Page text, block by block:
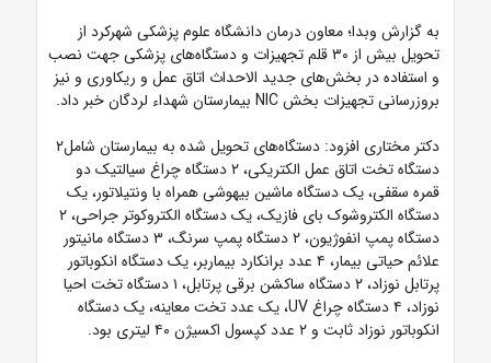
به گزارش وبدا؛ معاون درمان دانشگاه علوم پزشکی شهرکرد از
تحویل بیش از ۳۰ قلم تجهیزات و دستگاه‌های پزشکی جهت نصب
و استفاده در بخش‌های جدید الاحداث اتاق عمل و ریکاوری و نیز
بروزرسانی تجهیزات بخش NIC بیمارستان شهداء لردگان خبر داد.
دکتر مختاری
افزود: دستگاه‌های تحویل شده به بیمارستان شامل۲
دستگاه تخت اتاق عمل الکتریکی، ۲ دستگاه چراغ سیالتیک دو
قمره سقفی، یک دستگاه ماشین بیهوشی همراه با ونتیلاتور، یک
دستگاه الکتروشوک بای فازیک، یک دستگاه الکتروکوتر جراحی، ۲
دستگاه پمپ انفوژیون، ۲ دستگاه پمپ سرنگ، ۳ دستگاه مانیتور
علائم حیاتی بیمار، ۴ عدد برانکارد بیماربر، یک دستگاه انکوباتور
پرتابل نوزاد، ۲ دستگاه ساکشن برقی پرتابل، ۱ دستگاه تخت احیا
نوزاد، ۴ دستگاه چراغ UV، یک عدد تخت معاینه، یک دستگاه
انکوباتور نوزاد ثابت و ۲ عدد کپسول اکسیژن ۴۰ لیتری بود.